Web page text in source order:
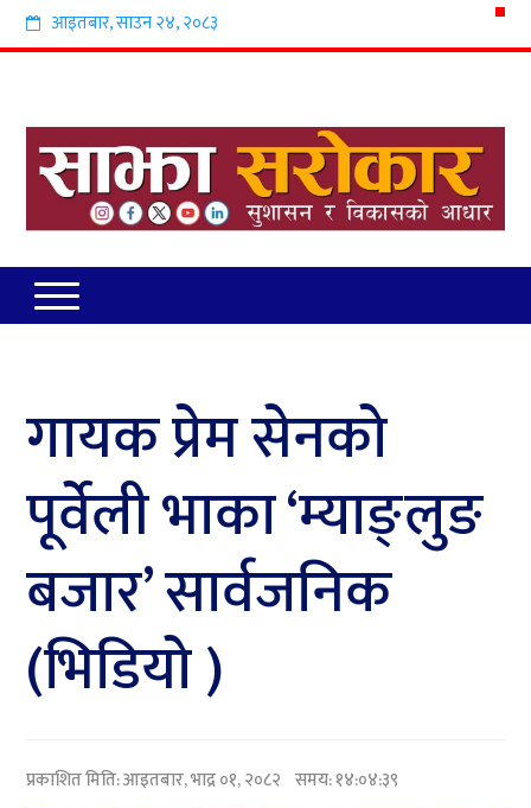
आइतबार,साउन२४,२०८३
गायक प्रेम सेनको
पूर्वेली भाका ‘म्याङ्लुङ
बजार’ सार्वजनिक
(भिडियो )
प्रकाशित मिति:आइतबार, भाद्र ०१, २०८२ समय: १४:०४:३९